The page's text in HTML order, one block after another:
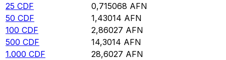
25 CDF 0,715068 AFN
50 CDF 1,43014 AFN
100 CDF 2,86027 AFN
500 CDF 14,3014 AFN
1.000 CDF 28,6027 AFN